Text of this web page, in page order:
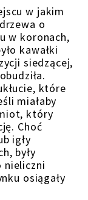
w jakim
o
w koronach,
kawałki
siedzącej,
które
miałaby
który
Choć
igły
były
nieliczni
osiągały